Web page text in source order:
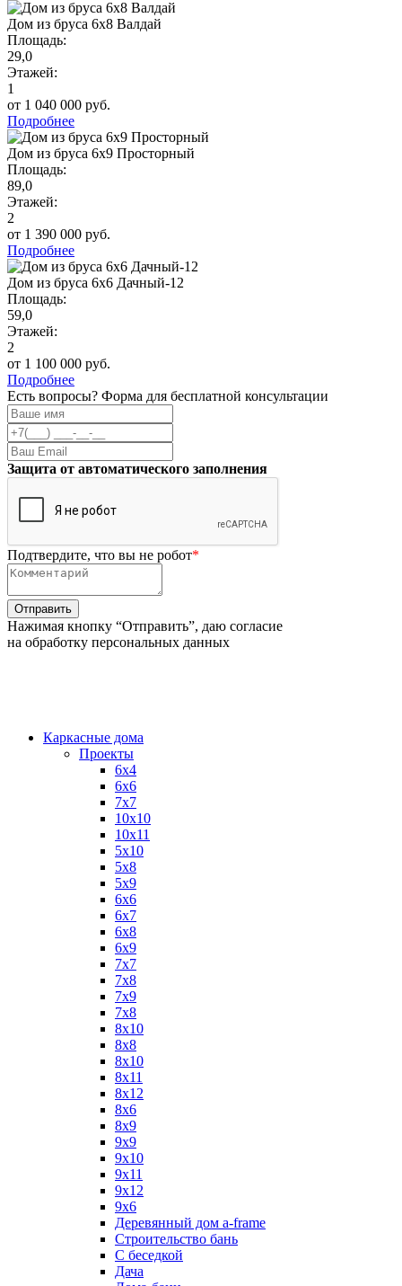
Дом из бруса 6х8 Валдай
Площадь:
29,0
Этажей:
1
от 1 040 000 руб.
Подробнее
Дом из бруса 6х9 Просторный
Площадь:
89,0
Этажей:
2
от 1 390 000 руб.
Подробнее
Дом из бруса 6х6 Дачный-12
Площадь:
59,0
Этажей:
2
от 1 100 000 руб.
Подробнее
Есть вопросы? Форма для бесплатной консультации
Защита от автоматического заполнения
Подтвердите, что вы не робот*
Нажимая кнопку “Отправить”, даю согласие
на обработку персональных данных
Каркасные дома
Проекты
6х4
6х6
7х7
10х10
10х11
5х10
5х8
5х9
6x6
6x7
6x8
6x9
7x7
7x8
7x9
7х8
8x10
8x8
8х10
8х11
8х12
8х6
8х9
9x9
9х10
9х11
9х12
9х6
Деревянный дом a-frame
Строительство бань
С беседкой
Дача